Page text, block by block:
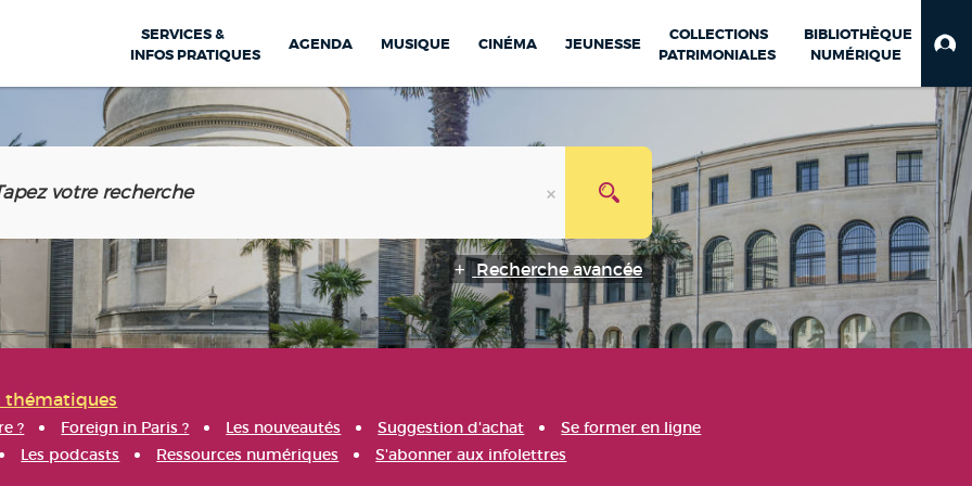
SERVICES &
INFOS PRATIQUES
AGENDA MUSIQUE CINÉMA JEUNESSE
COLLECTIONS
PATRIMONIALES
BIBLIOTHÈQUE
NUMÉRIQUE
Recherche avancée
thématiques
? Foreign in Paris ? Les nouveautés Suggestion d'achat
Se former en ligne
Les podcasts Ressources numériques S'abonner aux infolettres